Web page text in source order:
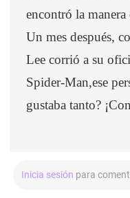
encontró la
Un mes después,
Lee corrió a su
Spider-Man,ese
gustaba tanto?
Ideas de
Inicia sesión para